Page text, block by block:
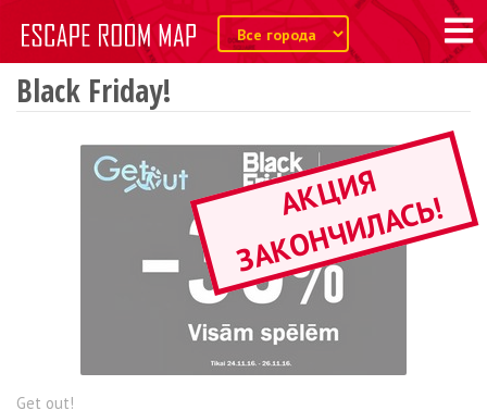
Black Friday!
А
К
Ц
И
Я
З
А
К
О
Н
Ч
И
Л
А
С
Ь
!
Get out!